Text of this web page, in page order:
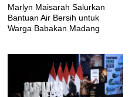
Marlyn Maisarah Salurkan
Bantuan Air Bersih untuk
Warga Babakan Madang